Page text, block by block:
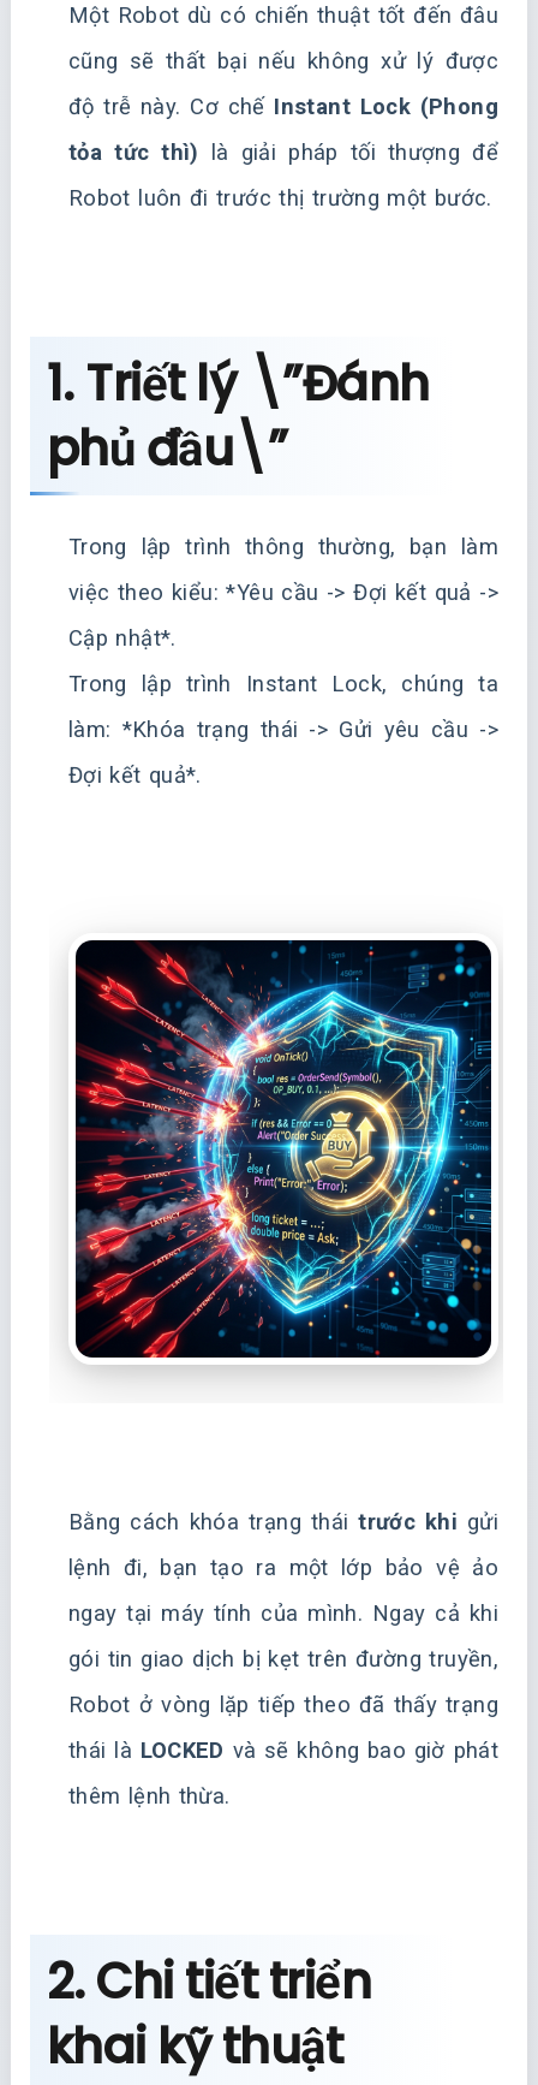
Một Robot dù có chiến thuật tốt đến đâu
cũng sẽ thất bại nếu không xử lý được
độ trễ này. Cơ chế Instant Lock (Phong
tỏa tức thì) là giải pháp tối thượng để
Robot luôn đi trước thị trường một bước.
1. Triết lý \”Đánh
phủ đầu\”
Trong lập trình thông thường, bạn làm
việc theo kiểu: *Yêu cầu -> Đợi kết quả ->
Cập nhật*.
Trong lập trình Instant Lock, chúng ta
làm: *Khóa trạng thái -> Gửi yêu cầu ->
Đợi kết quả*.
Bằng cách khóa trạng tháitrước khi gửi
lệnh đi, bạn tạo ra một lớp bảo vệ ảo
ngay tại máy tính của mình. Ngay cả khi
gói tin giao dịch bị kẹt trên đường truyền,
Robot ở vòng lặp tiếp theo đã thấy trạng
thái là LOCKED và sẽ không bao giờ phát
thêm lệnh thừa.
2. Chi tiết triển
khai kỹ thuật